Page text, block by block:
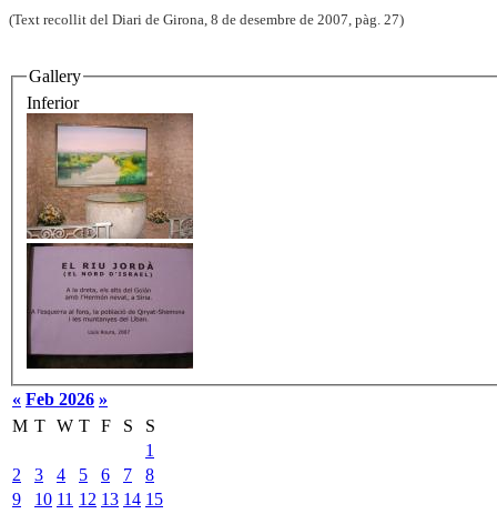
(Text recollit del Diari de Girona, 8 de desembre de 2007, pàg. 27)
Gallery
Inferior
« Feb 2026 »
M T W T F S
S
1
2
3 4 5 6 7
8
9
10 11 12 13 14 15